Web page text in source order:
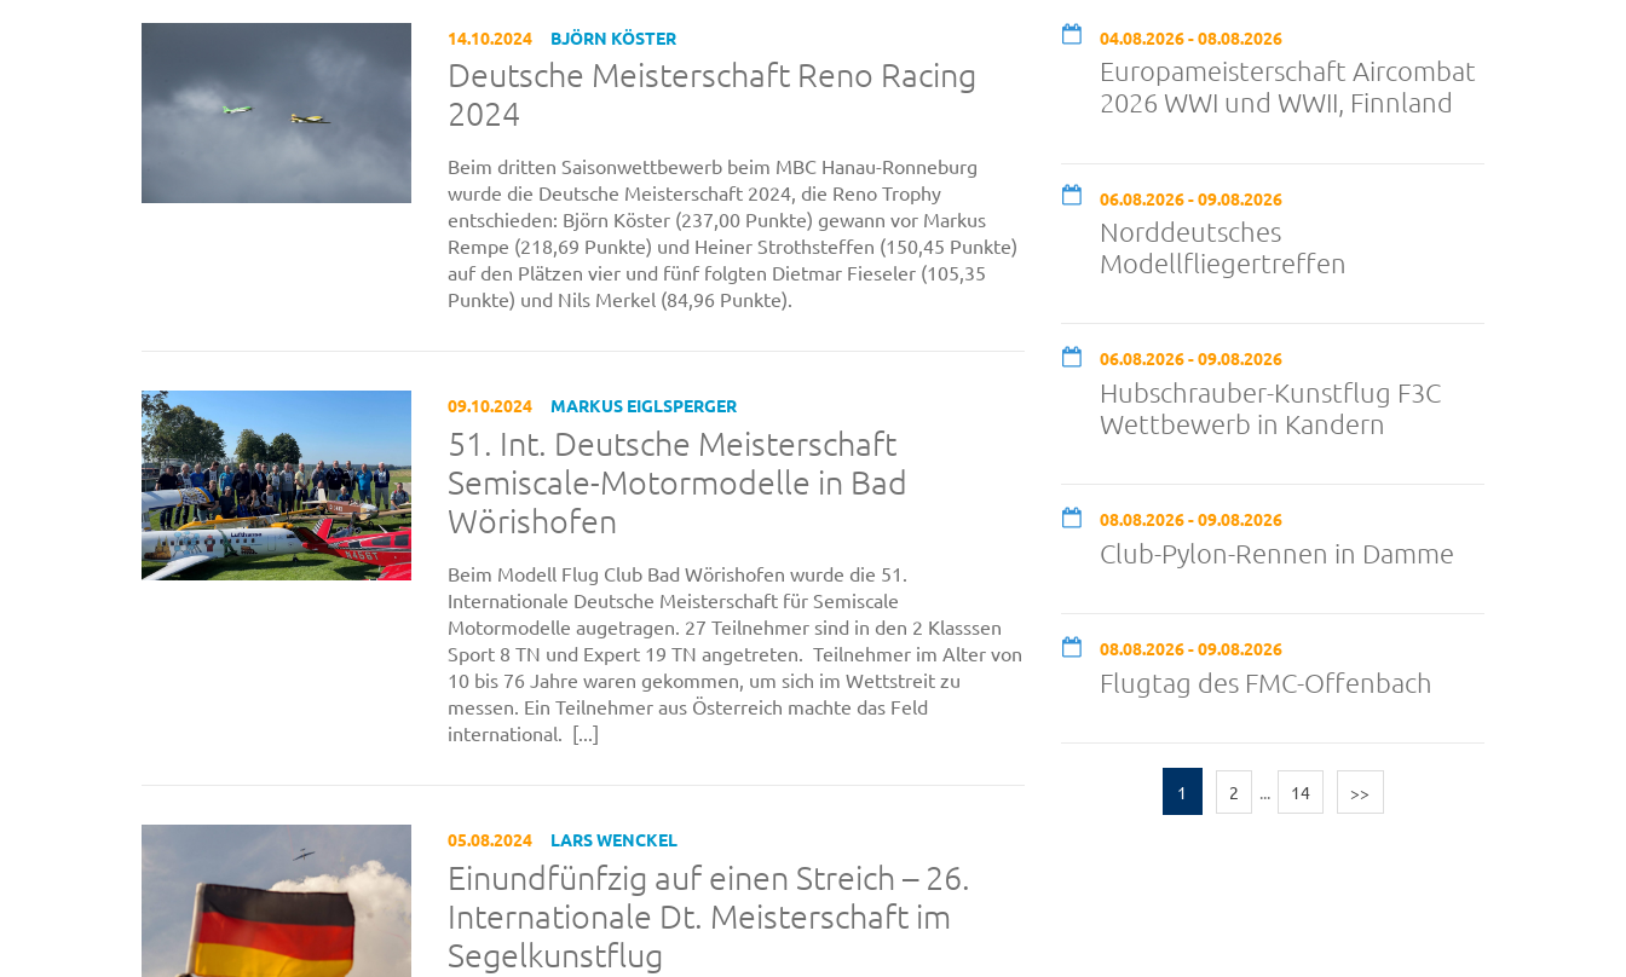
14.10.2024 BJÖRN KÖSTER
Deutsche Meisterschaft Reno Racing
2024
Beim dritten Saisonwettbewerb beim MBC Hanau-Ronneburg
wurde die Deutsche Meisterschaft 2024, die Reno Trophy
entschieden: Björn Köster (237,00 Punkte) gewann vor Markus
Rempe (218,69 Punkte) und Heiner Strothsteffen (150,45 Punkte)
auf den Plätzen vier und fünf folgten Dietmar Fieseler (105,35
Punkte) und Nils Merkel (84,96 Punkte).
09.10.2024 MARKUS EIGLSPERGER
51. Int. Deutsche Meisterschaft
Semiscale-Motormodelle in Bad
Wörishofen
Beim Modell Flug Club Bad Wörishofen wurde die 51.
Internationale Deutsche Meisterschaft für Semiscale
Motormodelle augetragen. 27 Teilnehmer sind in den 2 Klasssen
Sport 8 TN und Expert 19 TN angetreten. Teilnehmer im Alter von
10 bis 76 Jahre waren gekommen, um sich im Wettstreit zu
messen. Ein Teilnehmer aus Österreich machte das Feld
international. [...]
05.08.2024 LARS WENCKEL
Einundfünfzig auf einen Streich – 26.
Internationale Dt. Meisterschaft im
Segelkunstflug
04.08.2026 - 08.08.2026
Europameisterschaft Aircombat
2026 WWI und WWII, Finnland
06.08.2026 - 09.08.2026
Norddeutsches
Modellfliegertreffen
06.08.2026 - 09.08.2026
Hubschrauber-Kunstflug F3C
Wettbewerb in Kandern
08.08.2026 - 09.08.2026
Club-Pylon-Rennen in Damme
08.08.2026 - 09.08.2026
Flugtag des FMC-Offenbach
1 2 ... 14 >>